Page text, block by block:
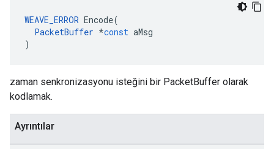
WEAVE_ERROR Encode(
PacketBuffer *const aMsg
)
zaman senkronizasyonu isteğini bir PacketBuffer olarak
kodlamak.
Ayrıntılar